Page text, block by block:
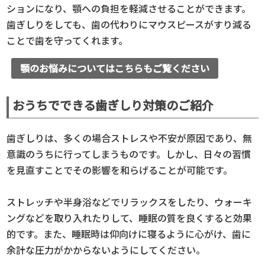
ションになり、顎への負担を軽減させることができます。
歯ぎしりをしても、歯の代わりにマウスピースがすり減る
ことで歯を守ってくれます。
顎のお悩みについてはこちらもご覧ください
おうちでできる歯ぎしり対策のご紹介
歯ぎしりは、多くの場合ストレスや不安が原因であり、無
意識のうちに行ってしまうものです。しかし、日々の習慣
を見直すことでその影響を和らげることが可能です。
ストレッチや半身浴などでリラックスをしたり、ウォーキ
ングなどを取り入れたりして、睡眠の質を良くすると効果
的です。また、睡眠時は仰向けに寝るように心がけ、歯に
余計な圧力がかからないようにしてください。